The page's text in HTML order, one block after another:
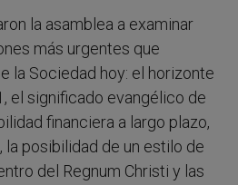
la asamblea a examinar
más urgentes que
la Sociedad hoy: el horizonte
el significado evangélico de
financiera a largo plazo,
la posibilidad de un estilo de
del Regnum Christi y las